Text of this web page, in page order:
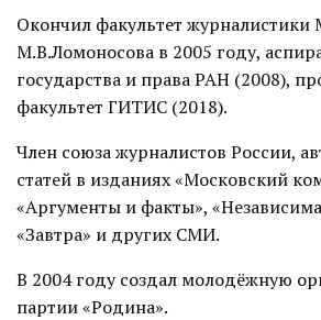
Окончил факультет
М.В.Ломоносова в 2005 году,
государства и права РАН (2008),
факультет ГИТИС (2018).
Член союза журналистов России,
статей в изданиях «Московский
«Аргументы и факты»,
«Завтра» и других СМИ.
В 2004 году создал молодёжную
партии «Родина».